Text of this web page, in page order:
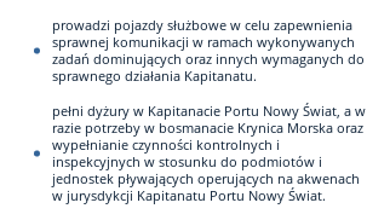
prowadzi pojazdy służbowe w celu zapewnienia
sprawnej komunikacji w ramach wykonywanych
zadań dominujących oraz innych wymaganych do
sprawnego działania Kapitanatu.
pełni dyżury w Kapitanacie Portu Nowy Świat, a w
razie potrzeby w bosmanacie Krynica Morska oraz
wypełnianie czynności kontrolnych i
inspekcyjnych w stosunku do podmiotów i
jednostek pływających operujących na akwenach
w jurysdykcji Kapitanatu Portu Nowy Świat.